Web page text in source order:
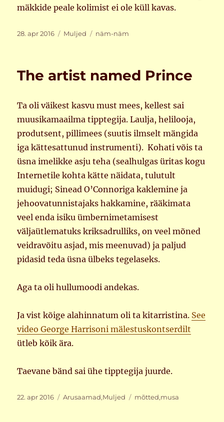
mäkkide peale kolimist ei ole küll kavas.
Postitatud
28. apr 2016 Rubriigid
Muljed Sildid
näm-näm
The artist named Prince
Ta oli väikest kasvu must mees, kellest sai
muusikamaailma tipptegija. Laulja, helilooja,
produtsent, pillimees (suutis ilmselt mängida
iga kättesattunud instrumenti). Kohati võis ta
üsna imelikke asju teha (sealhulgas üritas kogu
Internetile kohta kätte näidata, tulutult
muidugi; Sinead O’Connoriga kaklemine ja
jehoovatunnistajaks hakkamine, rääkimata
veel enda isiku ümbernimetamisest
väljaütlematuks kriksadrulliks, on veel mõned
veidravõitu asjad, mis meenuvad) ja paljud
pidasid teda üsna ülbeks tegelaseks.
Aga ta oli hullumoodi andekas.
Ja vist kõige alahinnatum oli ta kitarristina. See
video George Harrisoni mälestuskontserdilt
ütleb kõik ära.
Taevane bänd sai ühe tipptegija juurde.
Postitatud
22. apr 2016 Rubriigid
Arusaamad,Muljed Sildid
mõtted,musa